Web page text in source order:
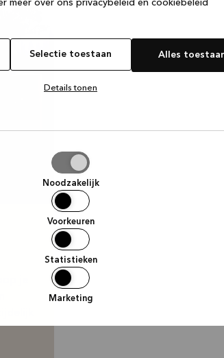
meer over ons privacybeleid en cookiebeleid
Selectie toestaan Alles
Details tonen
Noodzakelijk
Voorkeuren
Statistieken
Marketing
je